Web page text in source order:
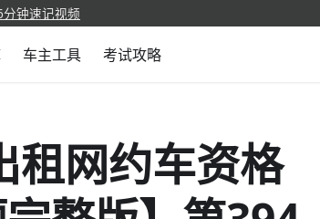
分钟速记视频
车主工具 考试攻略
租网约车资格